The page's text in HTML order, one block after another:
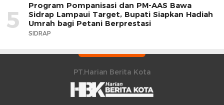
5
Program Pompanisasi dan PM-AAS Bawa
Sidrap Lampaui Target, Bupati Siapkan Hadiah
Umrah bagi Petani Berprestasi
SIDRAP
PT.Harian Berita Kota